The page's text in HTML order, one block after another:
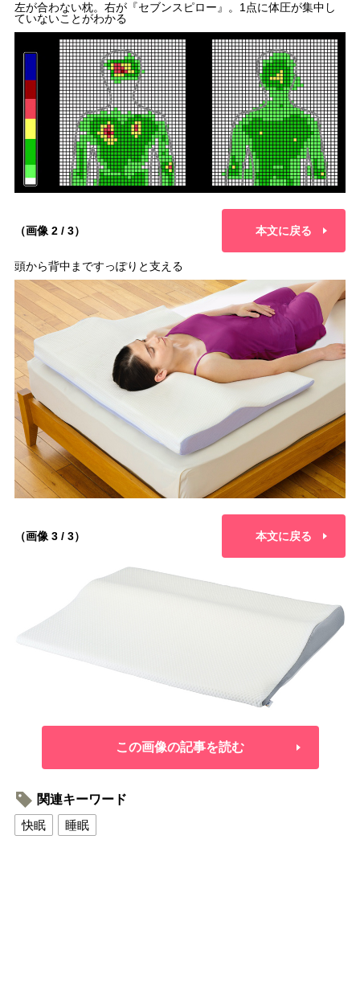
左が合わない枕。右が『セブンスピロー』。1点に体圧が集中し
ていないことがわかる
（画像 2 / 3） 本文に戻る
頭から背中まですっぽりと支える
（画像 3 / 3） 本文に戻る
この画像の記事を読む
関連キーワード
快眠
睡眠